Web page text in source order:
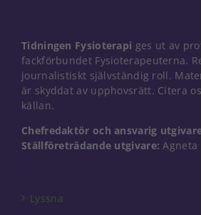
Tidningen Fysioterapi ges ut av
fackförbundet Fysioterapeuterna.
journalistiskt självständig roll.
är skyddat av upphovsrätt. Citera
källan.
Chefredaktör och ansvarig
Ställföreträdande utgivare: Agneta
Lyssna